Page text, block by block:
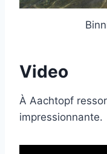
Video
À Aachtopf
impressionnante.